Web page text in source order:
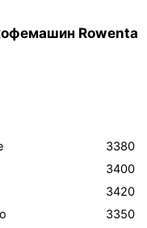
Rowenta
3380
3400
3420
3350